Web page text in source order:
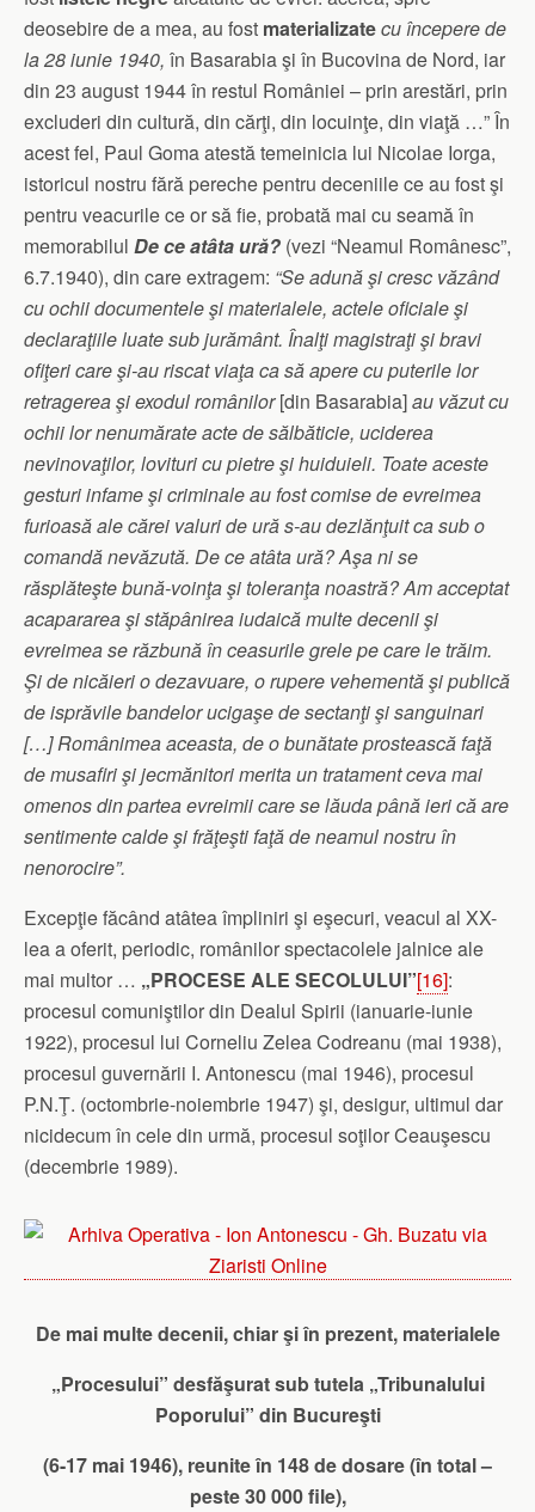
deosebire de a mea, au fost materializatecu începere de
la 28 iunie 1940, în Basarabia şi în Bucovina de Nord, iar
din 23 august 1944 în restul României – prin arestări, prin
excluderi din cultură, din cărţi, din locuinţe, din viaţă …” În
acest fel, Paul Goma atestă temeinicia lui Nicolae Iorga,
istoricul nostru fără pereche pentru deceniile ce au fost şi
pentru veacurile ce or să fie, probată mai cu seamă în
memorabilul De ce atâta ură? (vezi “Neamul Românesc”,
6.7.1940), din care extragem: “Se adună şi cresc văzând
cu ochii documentele şi materialele, actele oficiale şi
declaraţiile luate sub jurământ. Înalţi magistraţi şi bravi
ofiţeri care şi-au riscat viaţa ca să apere cu puterile lor
retragerea şi exodul românilor[din Basarabia]au văzut cu
ochii lor nenumărate acte de sălbăticie, uciderea
nevinovaţilor, lovituri cu pietre şi huiduieli. Toate aceste
gesturi infame şi criminale au fost comise de evreimea
furioasă ale cărei valuri de ură s-au dezlănţuit ca sub o
comandă nevăzută. De ce atâta ură? Aşa ni se
răsplăteşte bună-voinţa şi toleranţa noastră? Am acceptat
acapararea şi stăpânirea iudaică multe decenii şi
evreimea se răzbună în ceasurile grele pe care le trăim.
Şi de nicăieri o dezavuare, o rupere vehementă şi publică
de isprăvile bandelor ucigaşe de sectanţi şi sanguinari
[…] Românimea aceasta, de o bunătate prostească faţă
de musafiri şi jecmănitori merita un tratament ceva mai
omenos din partea evreimii care se lăuda până ieri că are
sentimente calde şi frăţeşti faţă de neamul nostru în
nenorocire”.
Excepţie făcând atâtea împliniri şi eşecuri, veacul al XX-
lea a oferit, periodic, românilor spectacolele jalnice ale
mai multor … „PROCESE ALE SECOLULUI”[16]:
procesul comuniştilor din Dealul Spirii (ianuarie-iunie
1922), procesul lui Corneliu Zelea Codreanu (mai 1938),
procesul guvernării I. Antonescu (mai 1946), procesul
P.N.Ţ. (octombrie-noiembrie 1947) şi, desigur, ultimul dar
nicidecum în cele din urmă, procesul soţilor Ceauşescu
(decembrie 1989).
De mai multe decenii, chiar şi în prezent, materialele
„Procesului” desfăşurat sub tutela „Tribunalului
Poporului” din Bucureşti
(6-17 mai 1946), reunite în 148 de dosare (în total –
peste 30 000 file),